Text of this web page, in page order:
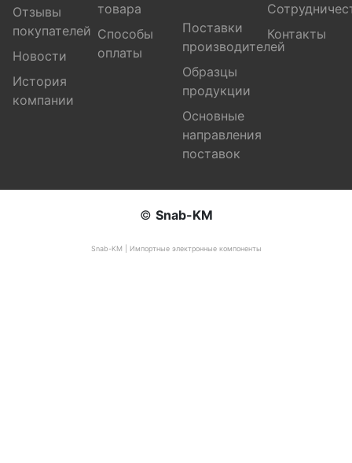
Отзывы
покупателей
Новости
История
компании
товара
Способы
оплаты
Поставки
производителей
Образцы
продукции
Основные
направления
поставок
Контакты
© Snab-KM
Snab-KM | Импортные электронные компоненты